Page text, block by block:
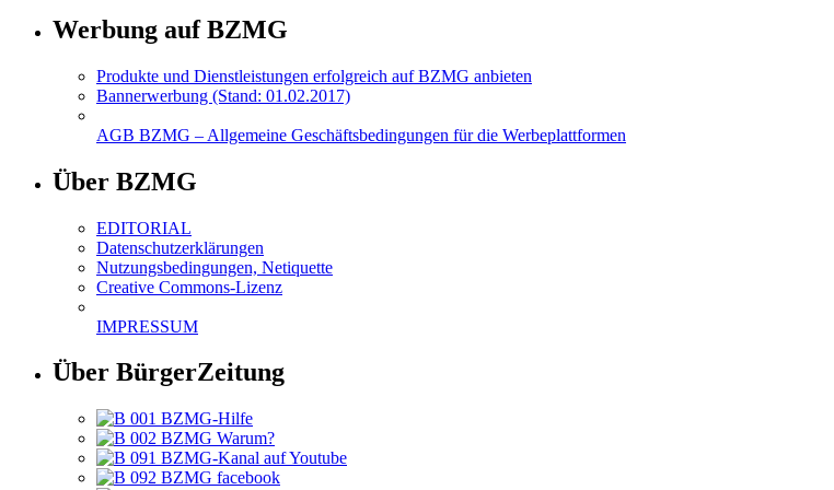
Werbung auf BZMG
Produkte und Dienstleistungen erfolgreich auf BZMG anbieten
Bannerwerbung (Stand: 01.02.2017)
AGB BZMG – Allgemeine Geschäftsbedingungen für die Werbeplattformen
Über BZMG
EDITORIAL
Datenschutzerklärungen
Nutzungsbedingungen, Netiquette
Creative Commons-Lizenz
IMPRESSUM
Über BürgerZeitung